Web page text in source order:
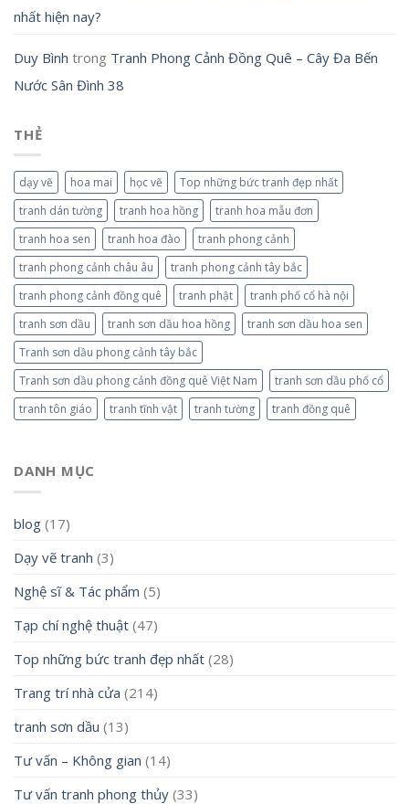
nhất hiện nay?
Duy Bình trong Tranh Phong Cảnh Đồng Quê – Cây Đa Bến
Nước Sân Đình 38
THẺ
dạy vẽ hoa mai học vẽ
Top những bức tranh đẹp nhất
tranh dán tường
tranh hoa hồng
tranh hoa mẫu đơn
tranh hoa sen
tranh hoa đào
tranh phong cảnh
tranh phong cảnh châu âu
tranh phong cảnh tây bắc
tranh phong cảnh đồng quê
tranh phật
tranh phố cổ hà nội
tranh sơn dầu
tranh sơn dầu hoa hồng
tranh sơn dầu hoa sen
Tranh sơn dầu phong cảnh tây bắc
Tranh sơn dầu phong cảnh đồng quê Việt Nam
tranh sơn dầu phố cổ
tranh tôn giáo
tranh tĩnh vật tranh tường tranh đồng quê
DANH MỤC
blog (17)
Dạy vẽ tranh (3)
Nghệ sĩ & Tác phẩm (5)
Tạp chí nghệ thuật (47)
Top những bức tranh đẹp nhất (28)
Trang trí nhà cửa (214)
tranh sơn dầu (13)
Tư vấn – Không gian (14)
Tư vấn tranh phong thủy (33)